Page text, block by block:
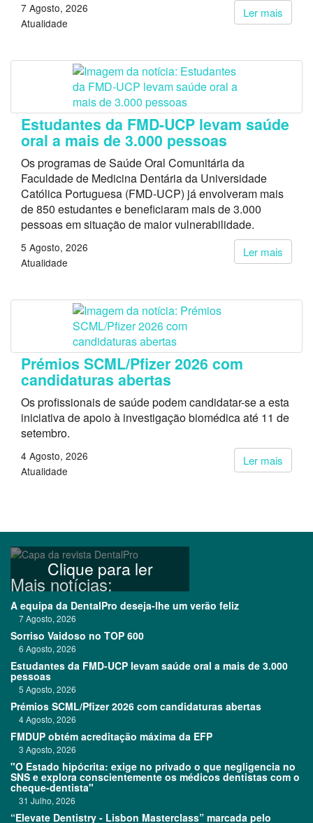
Ler mais
7 Agosto, 2026
Atualidade
Estudantes da FMD-UCP levam saúde
oral a mais de 3.000 pessoas
Os programas de Saúde Oral Comunitária da
Faculdade de Medicina Dentária da Universidade
Católica Portuguesa (FMD-UCP) já envolveram mais
de 850 estudantes e beneficiaram mais de 3.000
pessoas em situação de maior vulnerabilidade.
Ler mais
5 Agosto, 2026
Atualidade
Prémios SCML/Pfizer 2026 com
candidaturas abertas
Os profissionais de saúde podem candidatar-se a esta
iniciativa de apoio à investigação biomédica até 11 de
setembro.
Ler mais
4 Agosto, 2026
Atualidade
Clique para ler
Mais notícias:
A equipa da DentalPro deseja-lhe um verão feliz
7 Agosto, 2026
Sorriso Vaidoso no TOP 600
6 Agosto, 2026
Estudantes da FMD-UCP levam saúde oral a mais de 3.000
pessoas
5 Agosto, 2026
Prémios SCML/Pfizer 2026 com candidaturas abertas
4 Agosto, 2026
FMDUP obtém acreditação máxima da EFP
3 Agosto, 2026
"O Estado hipócrita: exige no privado o que negligencia no
SNS e explora conscientemente os médicos dentistas com o
cheque-dentista"
31 Julho, 2026
“Elevate Dentistry - Lisbon Masterclass” marcada pelo